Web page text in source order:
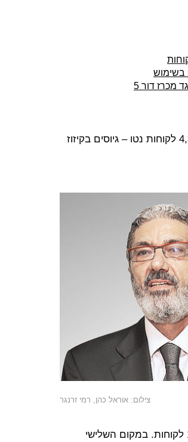
בשימוש
מכרז דור 5
החברה סיימה את חודש ינואר עם גיוס חיובי של כ-4,300 לקוחות נטו – גיוסים בקיזוז
צילום: אוראל כהן, רמי זרנגר
במקום השני נמצאת סלקום עם גיוס חיובי של כ-1,300 לקוחות. במקום השלישי